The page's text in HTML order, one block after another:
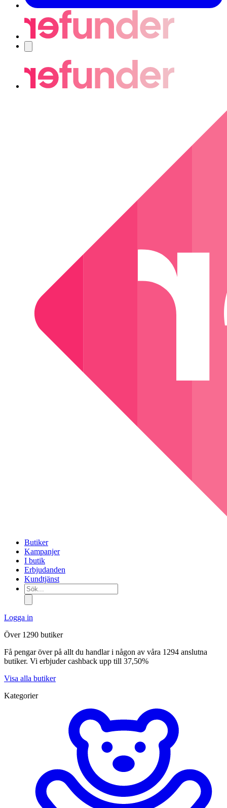
Butiker
Kampanjer
I butik
Erbjudanden
Kundtjänst
Sök...
Logga in
Över 1290 butiker
Få pengar över på allt du handlar i någon av våra 1294 anslutna
butiker. Vi erbjuder cashback upp till 37,50%
Visa alla butiker
Kategorier